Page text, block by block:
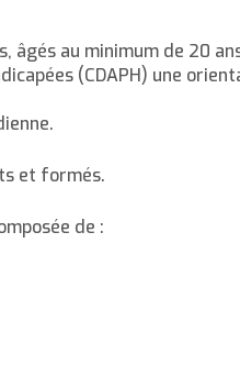
âgés au minimum de 20
(CDAPH) une
et formés.
de :